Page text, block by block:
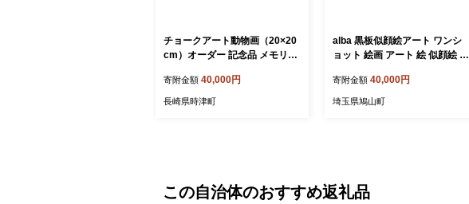
チョークアート動物画（20×20
cm）オーダー 記念品 メモリア
うさぎ アート 絵画
寄附金額 40,000円
長崎県時津町
alba 黒板似顔絵アート ワンシ
ョット 絵画 アート 絵 似顔絵 動
アート オイルパステル 温もり
似顔絵アート 繊細 オーダーア
寄附金額 40,000円
埼玉県鳩山町
この自治体のおすすめ返礼品